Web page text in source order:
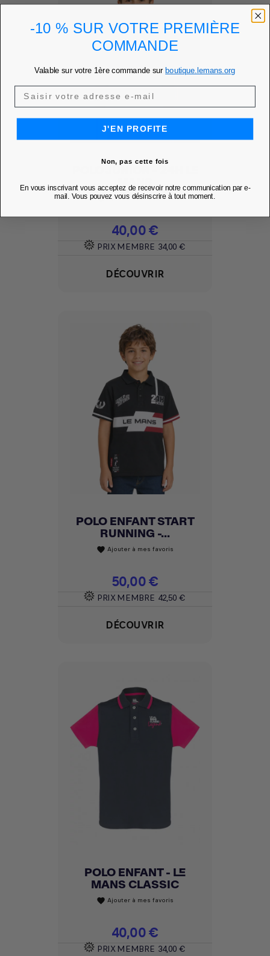
MANS
favoriteAjouter à mes favoris
Prix
40,00 €
PRIX MEMBRE 34,00 €
DÉCOUVRIR
POLO ENFANT START
RUNNING -...
favorite Ajouter à mes favoris
Prix
50,00 €
PRIX MEMBRE 42,50 €
DÉCOUVRIR
POLO ENFANT - LE
MANS CLASSIC
favorite Ajouter à mes favoris
Prix
40,00 €
PRIX MEMBRE 34,00 €
-10 % SUR VOTRE PREMIÈRE
COMMANDE
Valable sur votre 1ère commande sur boutique.lemans.org
J'EN PROFITE
Non, pas cette fois
En vous inscrivant vous acceptez de recevoir notre communication par e-
mail. Vous pouvez vous désinscrire à tout moment.